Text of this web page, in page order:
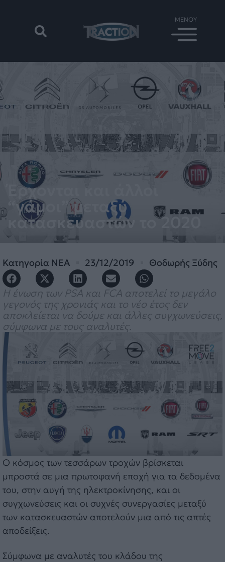
Έρχονται και άλλοι
“γάμοι” μεταξύ
κατασκευαστών το 2020
Κατηγορία ΝΕΑ 23/12/2019 Θοδωρής Ξύδης
Η ένωση των PSA και FCA αποτελεί το μεγάλο
γεγονός της χρονιάς και το νέο έτος δεν
αποκλείεται να δούμε και άλλες συγχωνεύσεις,
σύμφωνα με τους αναλυτές.
Ο κόσμος των τεσσάρων τροχών βρίσκεται
μπροστά σε μια πρωτοφανή εποχή για τα δεδομένα
του, στην αυγή της ηλεκτροκίνησης, και οι
συγχωνεύσεις και οι συχνές συνεργασίες μεταξύ
των κατασκευαστών αποτελούν μια από τις απτές
αποδείξεις.
Σύμφωνα με αναλυτές του κλάδου της